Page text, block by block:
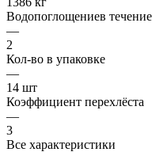
Водопоглощениев
—
2
Кол-во в упаковке
—
14 шт
Коэффициент перехлёста
—
3
Все характеристики